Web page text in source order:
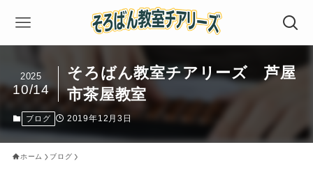
そろばん教室チアリーズ 芦屋
市茶屋教室
2025
10/14
ブログ 2019年12月3日
ホーム ブログ